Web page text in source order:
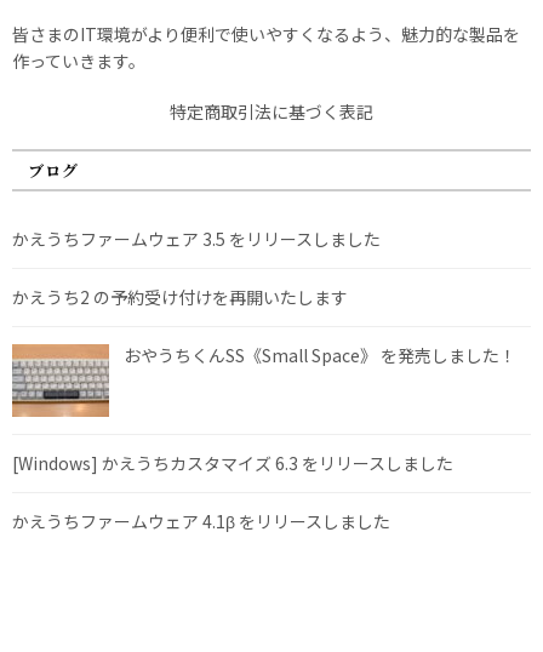
皆さまのIT環境がより便利で使いやすくなるよう、魅力的な製品を
作っていきます。
特定商取引法に基づく表記
ブログ
かえうちファームウェア 3.5 をリリースしました
かえうち2 の予約受け付けを再開いたします
おやうちくんSS《Small Space》 を発売しました！
[Windows] かえうちカスタマイズ 6.3 をリリースしました
かえうちファームウェア 4.1β をリリースしました